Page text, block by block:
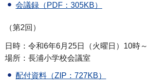
会議録（PDF：305KB）
（第2回）
日時：令和6年6月25日（火曜日）10時
場所：長浦小学校会議室
配付資料（ZIP：727KB）